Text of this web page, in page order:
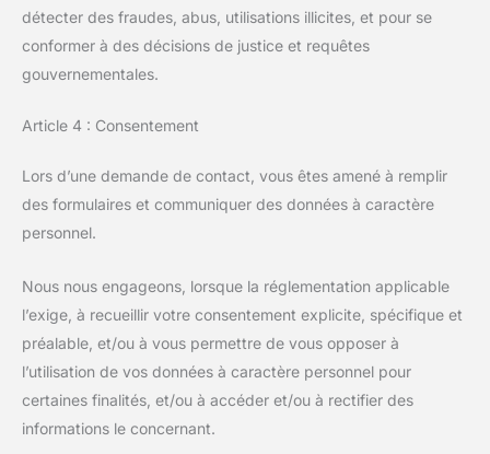
détecter des fraudes, abus, utilisations illicites, et pour se
conformer à des décisions de justice et requêtes
gouvernementales.
Article 4 : Consentement
Lors d’une demande de contact, vous êtes amené à remplir
des formulaires et communiquer des données à caractère
personnel.
Nous nous engageons, lorsque la réglementation applicable
l’exige, à recueillir votre consentement explicite, spécifique et
préalable, et/ou à vous permettre de vous opposer à
l’utilisation de vos données à caractère personnel pour
certaines finalités, et/ou à accéder et/ou à rectifier des
informations le concernant.